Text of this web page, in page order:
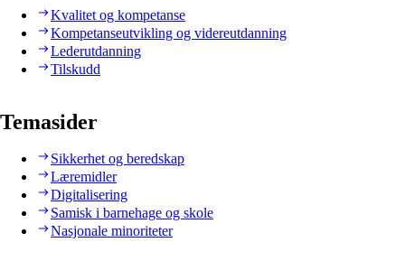
Kvalitet og kompetanse
Kompetanseutvikling og videreutdanning
Lederutdanning
Tilskudd
Temasider
Sikkerhet og beredskap
Læremidler
Digitalisering
Samisk i barnehage og skole
Nasjonale minoriteter